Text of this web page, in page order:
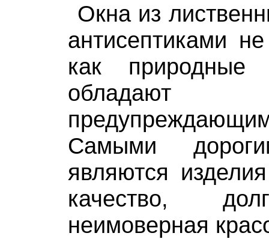
Окна из
антисептиками
как
обладают
Самыми
являются
качество,
неимоверная